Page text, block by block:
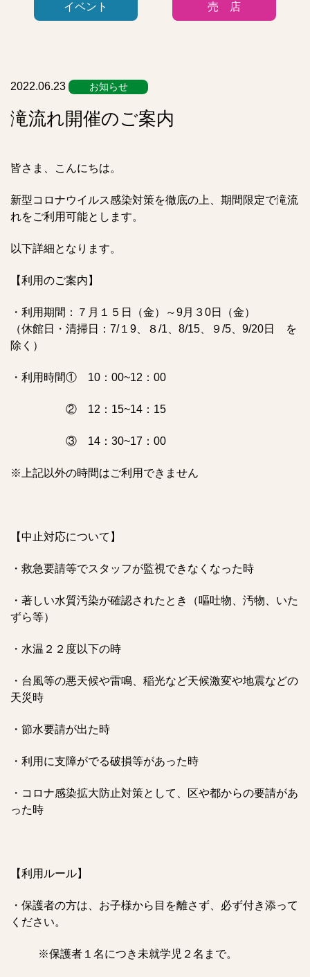
イベント 売 店
2022.06.23 お知らせ
滝流れ開催のご案内
皆さま、こんにちは。
新型コロナウイルス感染対策を徹底の上、期間限定で滝流
れをご利用可能とします。
以下詳細となります。
【利用のご案内】
・利用期間：７月１５日（金）～9月３0日（金）
（休館日・清掃日：7/１9、８/1、8/15、９/5、9/20日 を
除く）
・利用時間① 10：00~12：00
② 12：15~14：15
③ 14：30~17：00
※上記以外の時間はご利用できません
【中止対応について】
・救急要請等でスタッフが監視できなくなった時
・著しい水質汚染が確認されたとき（嘔吐物、汚物、いた
ずら等）
・水温２２度以下の時
・台風等の悪天候や雷鳴、稲光など天候激変や地震などの
天災時
・節水要請が出た時
・利用に支障がでる破損等があった時
・コロナ感染拡大防止対策として、区や都からの要請があ
った時
【利用ルール】
・保護者の方は、お子様から目を離さず、必ず付き添って
ください。
※保護者１名につき未就学児２名まで。